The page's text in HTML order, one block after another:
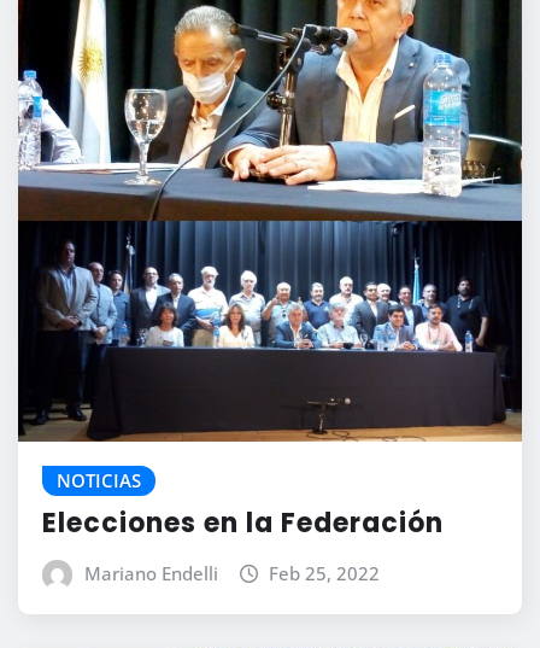
NOTICIAS
Elecciones en la Federación
Mariano Endelli Feb 25, 2022